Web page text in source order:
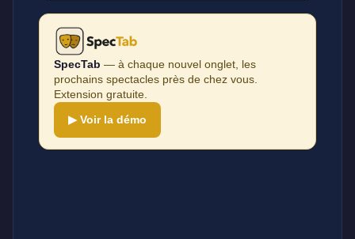
SpecTab — à chaque nouvel onglet, les
prochains spectacles près de chez vous.
Extension gratuite.
▶ Voir la démo